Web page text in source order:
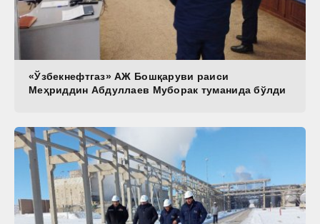
«Ўзбекнефтгаз» АЖ Бошқаруви раиси
Меҳриддин Абдуллаев Муборак туманида бўлди